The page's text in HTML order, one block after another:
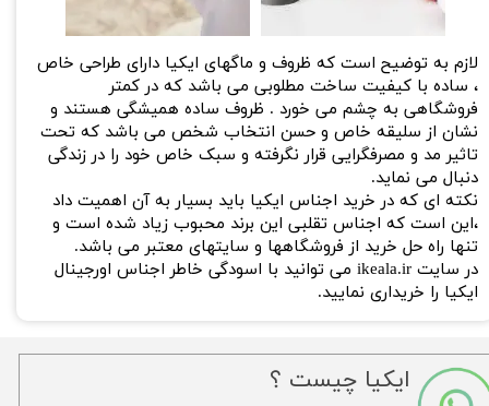
لازم به توضیح است که ظروف و ماگهای ایکیا دارای طراحی خاص
، ساده با کیفیت ساخت مطلوبی می باشد که در کمتر
فروشگاهی به چشم می خورد . ظروف ساده همیشگی هستند و
نشان از سلیقه خاص و حسن انتخاب شخص می باشد که تحت
تاثیر مد و مصرفگرایی قرار نگرفته و سبک خاص خود را در زندگی
دنبال می نماید.
نکته ای که در خرید اجناس ایکیا باید بسی​​​​​​​ار به آن اهمیت داد
،این است که اجناس تقلبی این برند محبوب زیاد شده است و
تنها راه حل خرید از فروشگاهها و سایتهای معتبر می باشد.
در سایت ikeala.ir می توانید با اسودگی خاطر اجناس اورجینال
ایکیا را خریداری نمایید.
ایکیا چیست ؟